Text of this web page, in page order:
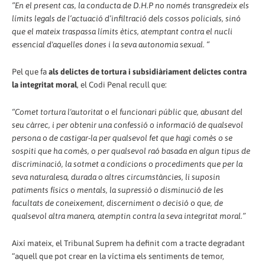
”En el present cas, la conducta de D.H.P no només transgredeix els
límits legals de l’actuació d’infiltració dels cossos policials, sinó
que el mateix traspassa límits ètics, atemptant contra el nucli
essencial d'aquelles dones i la seva autonomia sexual. “
Pel que faals delictes de tortura i subsidiàriament delictes contra
la integritat moral, el Codi Penal recull que:
“Comet tortura l'autoritat o el funcionari públic que, abusant del
seu càrrec, i per obtenir una confessió o informació de qualsevol
persona o de castigar-la per qualsevol fet que hagi comès o se
sospiti que ha comès, o per qualsevol raó basada en algun tipus de
discriminació, la sotmet a condicions o procediments que per la
seva naturalesa, durada o altres circumstàncies, li suposin
patiments físics o mentals, la supressió o disminució de les
facultats de coneixement, discerniment o decisió o que, de
qualsevol altra manera, atemptin contra la seva integritat moral.”
Així mateix, el Tribunal Suprem ha definit com a tracte degradant
“aquell que pot crear en la víctima els sentiments de temor,